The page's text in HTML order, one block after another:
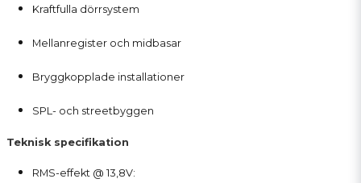
Kraftfulla dörrsystem
Mellanregister och midbasar
Bryggkopplade installationer
SPL- och streetbyggen
Teknisk specifikation
RMS-effekt @ 13,8V: